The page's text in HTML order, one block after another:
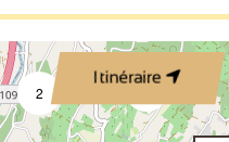
Itinéraire
4
2